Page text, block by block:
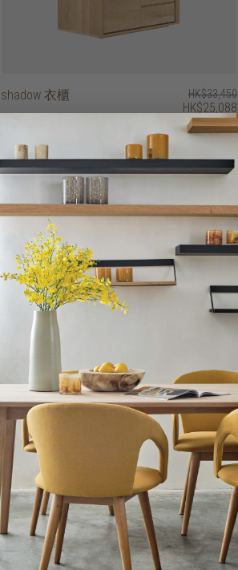
shadow 衣櫃 HK$33,450
HK$25,088
20% off
essentials 四門衣櫃 HK$29,950
HK$23,960